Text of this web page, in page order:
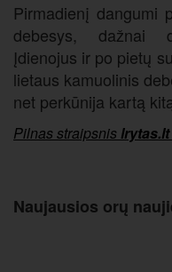
Pirmadienį dangumi
debesys, dažnai
Įdienojus ir po pietų
lietaus kamuolinis
net perkūnija kartą
Pilnas straipsnis lrytas.lt
Naujausios orų